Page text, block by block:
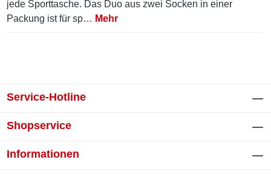
jede Sporttasche. Das Duo aus zwei Socken in einer
Packung ist für sp… Mehr
Service-Hotline
Shopservice
Informationen